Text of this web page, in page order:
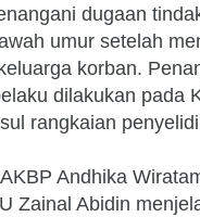
dugaan
umur setelah
korban.
dilakukan pada
rangkaian
Andhika
Zainal Abidin